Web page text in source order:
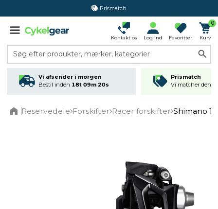
Prismatch
Kontakt os Log ind Favoritter
0
Kurv
Søg efter produkter, mærker, kategorier
Vi afsender i morgen
Bestil inden 18t 09m 20s
Prismatch
Vi matcher den
Reservedele Forskifter Racer forskifter Shimano